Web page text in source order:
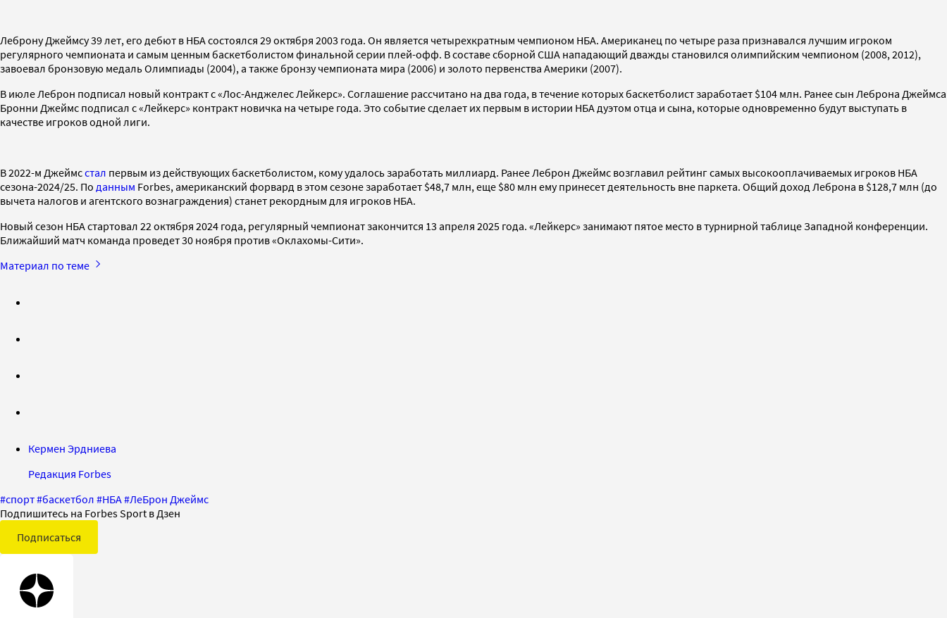
Леброну Джеймсу 39 лет, его дебют в НБА состоялся 29 октября 2003 года. Он является четырехкратным чемпионом НБА. Американец по четыре раза признавался лучшим игроком
регулярного чемпионата и самым ценным баскетболистом финальной серии плей-офф. В составе сборной США нападающий дважды становился олимпийским чемпионом (2008, 2012),
завоевал бронзовую медаль Олимпиады (2004), а также бронзу чемпионата мира (2006) и золото первенства Америки (2007).
В июле Леброн подписал новый контракт с «Лос-Анджелес Лейкерс». Соглашение рассчитано на два года, в течение которых баскетболист заработает $104 млн. Ранее сын Леброна Джеймса
Бронни Джеймс подписал с «Лейкерс» контракт новичка на четыре года. Это событие сделает их первым в истории НБА дуэтом отца и сына, которые одновременно будут выступать в
качестве игроков одной лиги.
В 2022-м Джеймсстал первым из действующих баскетболистом, кому удалось заработать миллиард. Ранее Леброн Джеймс возглавил рейтинг самых высокооплачиваемых игроков НБА
сезона-2024/25. По данным Forbes, американский форвард в этом сезоне заработает $48,7 млн, еще $80 млн ему принесет деятельность вне паркета. Общий доход Леброна в $128,7 млн (до
вычета налогов и агентского вознаграждения) станет рекордным для игроков НБА.
Новый сезон НБА стартовал 22 октября 2024 года, регулярный чемпионат закончится 13 апреля 2025 года. «Лейкерс» занимают пятое место в турнирной таблице Западной конференции.
Ближайший матч команда проведет 30 ноября против «Оклахомы-Сити».
Материал по теме
Кермен Эрдниева
Редакция Forbes
#спорт#баскетбол #НБА#ЛеБрон Джеймс
Подпишитесь на Forbes Sport в Дзен
Подписаться